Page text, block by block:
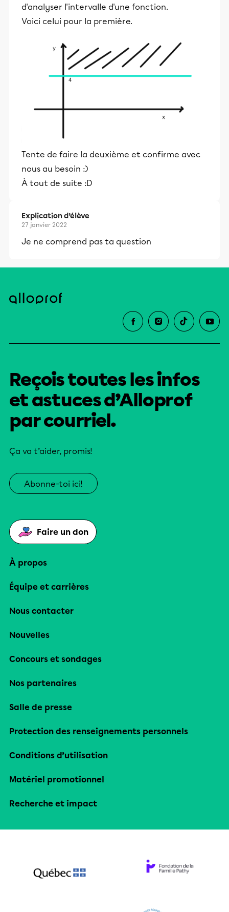
d'analyser l'intervalle d'une fonction.
Voici celui pour la première.
Tente de faire la deuxième et confirme avec
nous au besoin :)
À tout de suite :D
Explication d’élève
27 janvier 2022
Je ne comprend pas ta question
Reçois toutes les infos
et astuces d’Alloprof
par courriel.
Ça va t’aider, promis!
Abonne-toi ici!
Faire un don
À propos
Équipe et carrières
Nous contacter
Nouvelles
Concours et sondages
Nos partenaires
Salle de presse
Protection des renseignements personnels
Conditions d’utilisation
Matériel promotionnel
Recherche et impact